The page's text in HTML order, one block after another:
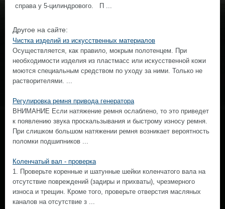
справа у 5-цилиндрового. П ...
Другое на сайте:
Чистка изделий из искусственных материалов
Осуществляется, как правило, мокрым полотенцем. При
необходимости изделия из пластмасс или искусственной кожи
моются специальным средством по уходу за ними. Только не
растворителями. ...
Регулировка ремня привода генератора
ВНИМАНИЕ Если натяжение ремня ослаблено, то это приведет
к появлению звука проскальзывания и быстрому износу ремня.
При слишком большом натяжении ремня возникает вероятность
поломки подшипников ...
Коленчатый вал - проверка
1. Проверьте коренные и шатунные шейки коленчатого вала на
отсутствие повреждений (задиры и прихваты), чрезмерного
износа и трещин. Кроме того, проверьте отверстия масляных
каналов на отсутствие з ...